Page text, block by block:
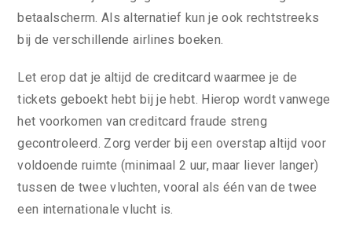
betaalscherm. Als alternatief kun je ook rechtstreeks
bij de verschillende airlines boeken.
Let erop dat je altijd de creditcard waarmee je de
tickets geboekt hebt bij je hebt. Hierop wordt vanwege
het voorkomen van creditcard fraude streng
gecontroleerd. Zorg verder bij een overstap altijd voor
voldoende ruimte (minimaal 2 uur, maar liever langer)
tussen de twee vluchten, vooral als één van de twee
een internationale vlucht is.